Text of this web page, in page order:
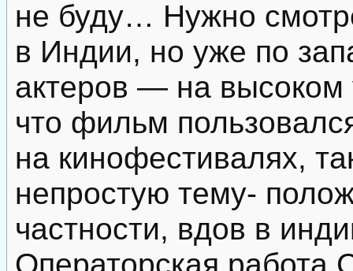
не буду… Нужно
в Индии, но уже по
актеров — на высоком
что фильм
на кинофестивалях,
непростую тему-
частности, вдов в
Операторская работа